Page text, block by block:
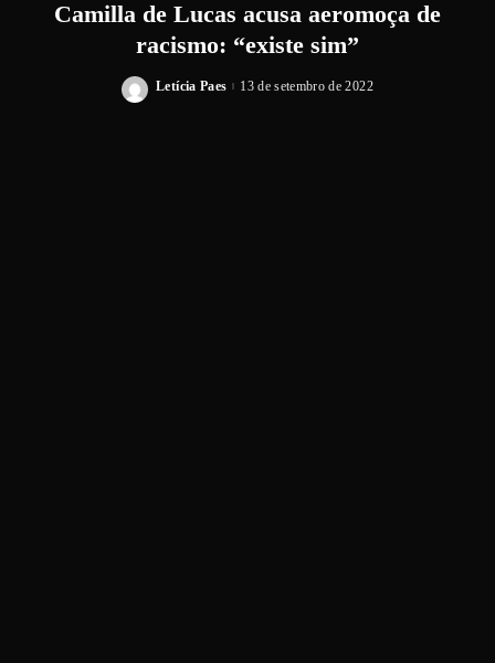
Camilla de Lucas acusa aeromoça de
racismo: “existe sim”
Letícia Paes 13 de setembro de 2022